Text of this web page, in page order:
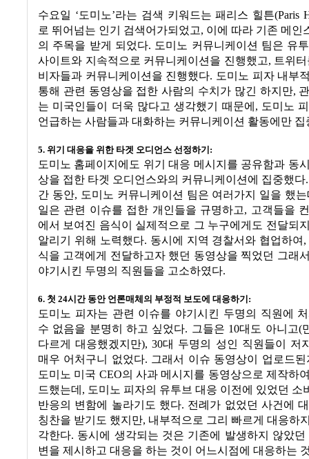
수요일 ‘도미노’라는 검색 키워드는 패리스 힐튼(Paris
로 뛰어넘는 인기 검색어가되었고, 이에 따라 기존 메인
의 주목을 받게 되었다. 도미노 커뮤니케이션 팀은 유
사이트와 지속적으로 커뮤니케이션을 진행했고, 트위
비자들과 커뮤니케이션을 진행했다. 도미노 피자 내부
통해 관련 동영상을 접한 사람의 수치가 많긴 하지만,
는 미국인들이 더욱 많다고 생각했기 때문에 , 도미노
언급하는 사람들과 대화하는 커뮤니케이션 활동에만 집
5. 위기 대응을 위한 타겟 오디언스 선정하기 :
도미노 홈페이지에도 위기 대응 메시지를 공유함과 동
상을 접한 타겟 오디언스와의 커뮤니케이션에 집중했다
간 동안, 도미노 커뮤니케이션 팀은 여러가지 일을 했
일은 관련 이슈를 접한 개인들을 규명하고, 고객들을
에서 보여진 음식이 실제적으로 그 누구에게도 전달되
알리기 위해 노력했다. 동시에 지역 경찰서와 협업하여
식을 고객에게 전달하고자 했던 동영상을 찍었던 그래
야기시킨 두명의 직원들을 고소하였다.
6. 첫 24시간 동안 언론매체의 부정적 보도에 대응하기 :
도미노 피자는 관련 이슈를 야기시킨 두명의 직원에
수 없음을 분명히 하고 싶었다. 그들은 10대도 아니고(
다르게 대응했겠지만), 30대 두명의 성인 직원들이 저
매우 어처구니 없었다. 그래서 이슈 동영상이 업로드된
도미노 미국 CEO의 사과 메시지를 동영상으로 제작하
드했는데 , 도미노 피자의 유투브 대응 이전에 있었던 소
반응의 변함에 놀라기도 했다. 전례가 없었던 사건에
칭찬을 받기도 했지만, 내부적으로 그리 빠르게 대응하
각한다. 동시에 생각되는 것은 기존에 발생하지 않았
변을 제시하고 대응을 하는 것이 어느시점에 대응하는